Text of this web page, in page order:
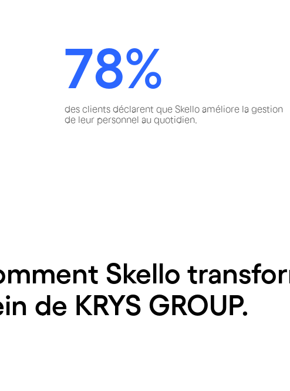
78%
des clients déclarent que Skello améliore la gestion
de leur personnel au quotidien.
Skello
de KRYS GROUP.